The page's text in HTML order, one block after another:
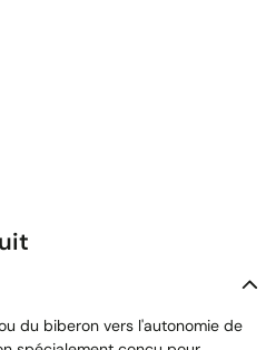
du biberon vers l'autonomie de